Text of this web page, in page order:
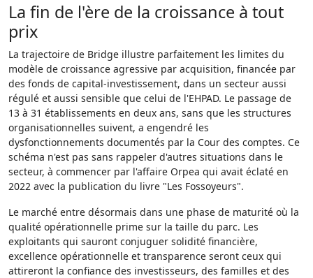
La fin de l'ère de la croissance à tout
prix
La trajectoire de Bridge illustre parfaitement les limites du
modèle de croissance agressive par acquisition, financée par
des fonds de capital-investissement, dans un secteur aussi
régulé et aussi sensible que celui de l'EHPAD. Le passage de
13 à 31 établissements en deux ans, sans que les structures
organisationnelles suivent, a engendré les
dysfonctionnements documentés par la Cour des comptes. Ce
schéma n'est pas sans rappeler d'autres situations dans le
secteur, à commencer par l'affaire Orpea qui avait éclaté en
2022 avec la publication du livre "Les Fossoyeurs".
Le marché entre désormais dans une phase de maturité où la
qualité opérationnelle prime sur la taille du parc. Les
exploitants qui sauront conjuguer solidité financière,
excellence opérationnelle et transparence seront ceux qui
attireront la confiance des investisseurs, des familles et des